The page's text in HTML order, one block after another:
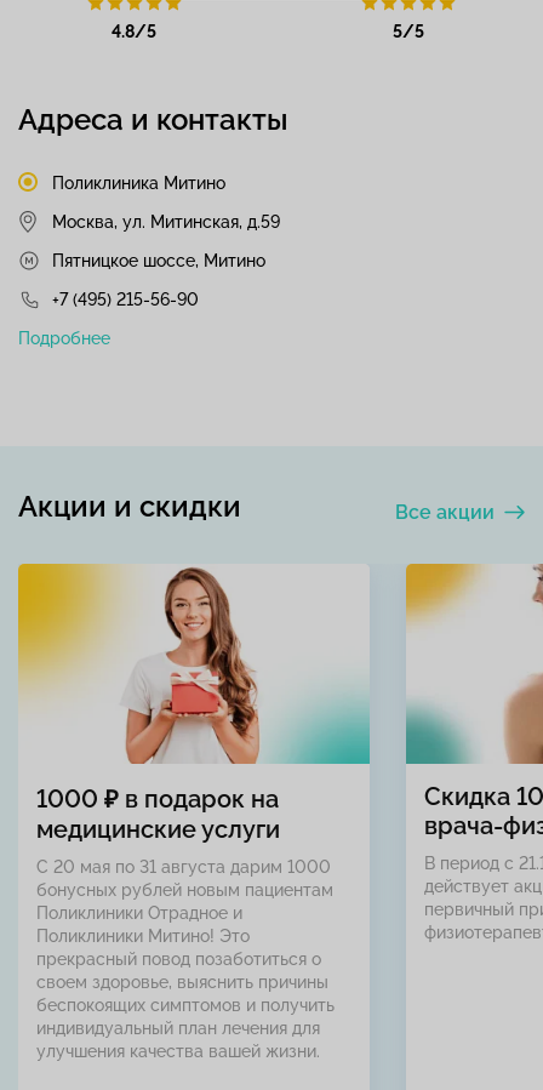
4.8/5 5/5
Адреса и контакты
Поликлиника Митино
Москва, ул. Митинская, д.59
Пятницкое шоссе, Митино
+7 (495) 215-56-90
Подробнее
Все акции
Акции и скидки
1000 ₽ в подарок на
медицинские услуги
С 20 мая по 31 августа дарим 1000
бонусных рублей новым пациентам
Поликлиники Отрадное и
Поликлиники Митино! Это
прекрасный повод позаботиться о
своем здоровье, выяснить причины
беспокоящих симптомов и получить
индивидуальный план лечения для
улучшения качества вашей жизни.
Скидка
врача-
В период с
действует
первичный